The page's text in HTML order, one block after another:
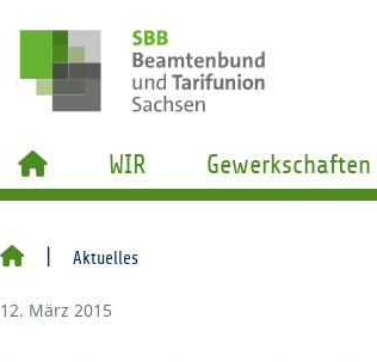
WIR Gewerkschaften
Aktuelles
12. März 2015